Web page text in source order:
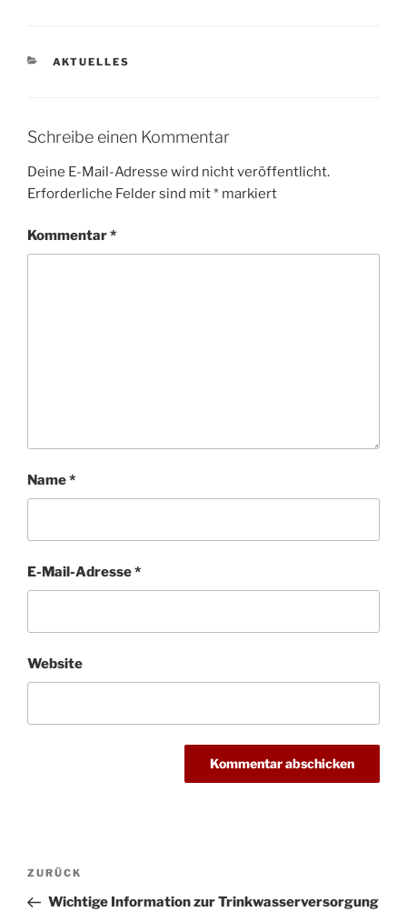
KATEGORIEN
AKTUELLES
Schreibe einen Kommentar
Deine E-Mail-Adresse wird nicht veröffentlicht.
Erforderliche Felder sind mit* markiert
Kommentar*
Name*
E-Mail-Adresse*
Website
Beitragsnavigation
Vorheriger
Beitrag
ZURÜCK
Wichtige Information zur Trinkwasserversorgung